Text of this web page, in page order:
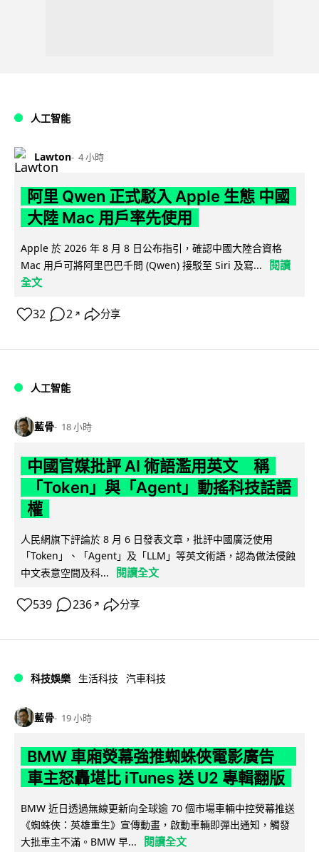
人工智能
Lawton 4 小時
阿里 Qwen 正式駁入 Apple 生態 中國
大陸 Mac 用戶率先使用
Apple 於 2026 年 8 月 8 日公布指引，確認中國大陸合資格
Mac 用戶可將阿里巴巴千問 (Qwen) 接駁至 Siri 及寫...
閱讀
全文
32 2 ↗ 分享
人工智能
藍骨 18 小時
中國官媒批評 AI 術語濫用英文 稱
「Token」與「Agent」動搖科技話語
權
人民網旗下評論於 8 月 6 日發表文章，批評中國廣泛使用
「Token」、「Agent」及「LLM」等英文術語，認為做法侵蝕
中文表意空間及科...
閱讀全文
539 236 ↗ 分享
科技娛樂 生活科技 汽車科技
藍骨 19 小時
BMW 車廂熒幕強推蜘蛛俠電影廣告
車主怒轟堪比 iTunes 送 U2 專輯翻版
BMW 近日透過無線更新向全球逾 70 個市場車輛中控熒幕推送
《蜘蛛俠：英雄重生》宣傳動畫，啟動車輛即彈出通知，觸發
大批車主不滿。BMW 早...
閱讀全文